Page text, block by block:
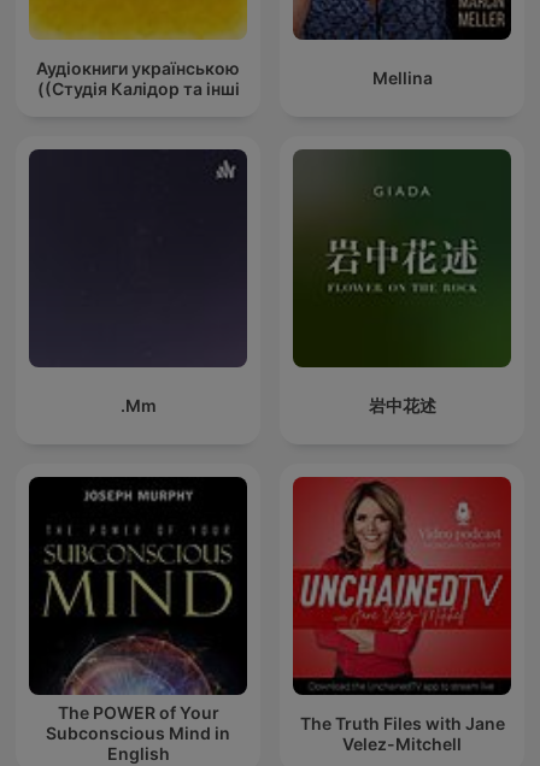
Mellina
Аудіокниги українською
(Студія Калідор та інші)
岩中花述
Mm.
The Truth Files with Jane
Velez-Mitchell
The POWER of Your
Subconscious Mind in
English